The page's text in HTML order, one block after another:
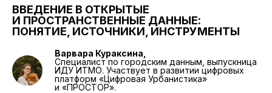
ВВЕДЕНИЕ В ОТКРЫТЫЕ
И ПРОСТРАНСТВЕННЫЕ ДАННЫЕ:
ПОНЯТИЕ, ИСТОЧНИКИ, ИНСТРУМЕНТЫ
Варвара Кураксина,
Специалист по городским данным, выпускница
ИДУ ИТМО. Участвует в развитии цифровых
платформ «Цифровая Урбанистика»
и «ПРОСТОР».